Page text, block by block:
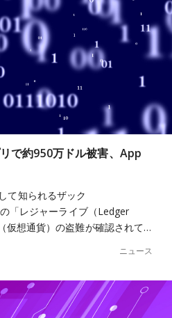
で約950万ドル被害、App
て知られるザック
「レジャーライブ（Ledger
仮想通貨）の盗難が確認されて…
ニュース